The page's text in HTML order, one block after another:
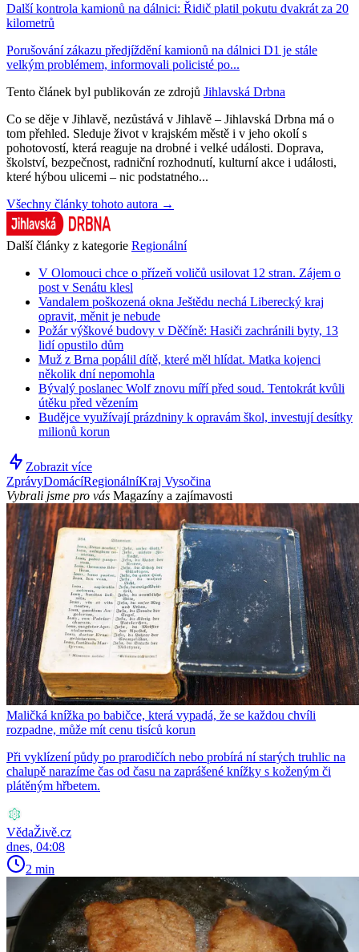
Další kontrola kamionů na dálnici: Řidič platil pokutu dvakrát za 20
kilometrů
Porušování zákazu předjíždění kamionů na dálnici D1 je stále
velkým problémem, informovali policisté po...
Tento článek byl publikován ze zdrojů Jihlavská Drbna
Co se děje v Jihlavě, nezůstává v Jihlavě – Jihlavská Drbna má o
tom přehled. Sleduje život v krajském městě i v jeho okolí s
pohotovostí, která reaguje na drobné i velké události. Doprava,
školství, bezpečnost, radniční rozhodnutí, kulturní akce i události,
které hýbou ulicemi – nic podstatného...
Všechny články tohoto autora →
Další články z kategorie Regionální
V Olomouci chce o přízeň voličů usilovat 12 stran. Zájem o
post v Senátu klesl
Vandalem poškozená okna Ještědu nechá Liberecký kraj
opravit, měnit je nebude
Požár výškové budovy v Děčíně: Hasiči zachránili byty, 13
lidí opustilo dům
Muž z Brna popálil dítě, které měl hlídat. Matka kojenci
několik dní nepomohla
Bývalý poslanec Wolf znovu míří před soud. Tentokrát kvůli
útěku před vězením
Budějce využívají prázdniny k opravám škol, investují desítky
milionů korun
Zobrazit více
ZprávyDomácíRegionálníKraj Vysočina
Vybrali jsme pro vás Magazíny a zajímavosti
Maličká knížka po babičce, která vypadá, že se každou chvíli
rozpadne, může mít cenu tisíců korun
Při vyklízení půdy po prarodičích nebo probírá ní starých truhlic na
chalupě narazíme čas od času na zaprášené knížky s koženým či
plátěným hřbetem.
VědaŽivě.cz
dnes, 04:08
2 min